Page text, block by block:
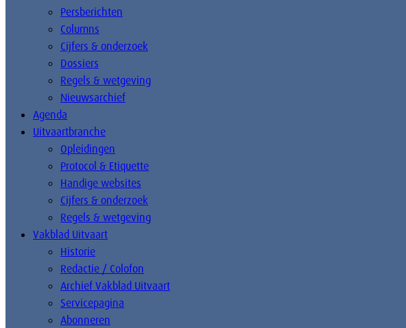
Persberichten
Columns
Cijfers & onderzoek
Dossiers
Regels & wetgeving
Nieuwsarchief
Agenda
Uitvaartbranche
Opleidingen
Protocol & Etiquette
Handige websites
Cijfers & onderzoek
Regels & wetgeving
Vakblad Uitvaart
Historie
Redactie / Colofon
Archief Vakblad Uitvaart
Servicepagina
Abonneren